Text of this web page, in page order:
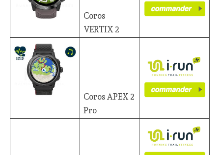
Coros
VERTIX 2
Coros APEX 2
Pro